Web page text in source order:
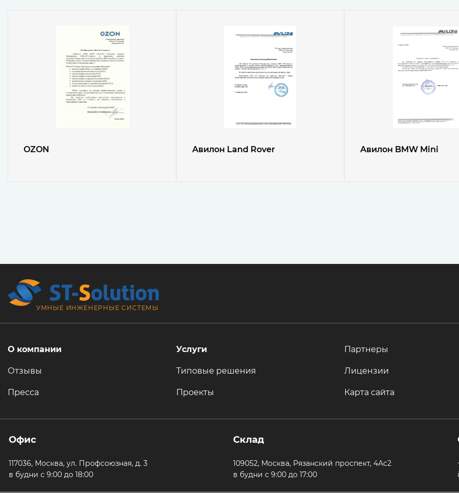
OZON Авилон Land Rover Авилон BMW Mini
УМНЫЕ ИНЖЕНЕРНЫЕ СИСТЕМЫ
О компании
Отзывы
Пресса
Услуги
Типовые решения
Проекты
Партнеры
Лицензии
Карта сайта
Офис
117036, Москва, ул. Профсоюзная, д. 3
в будни с 9:00 до 18:00
Склад
109052, Москва, Рязанский проспект, 4Ас2
в будни с 9:00 до 17:00